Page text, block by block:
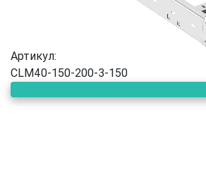
Артикул:
CLM40-150-200-3-150